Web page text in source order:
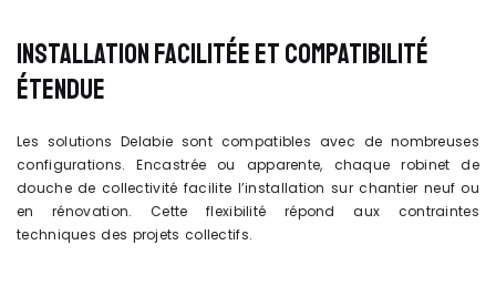
INSTALLATION FACILITÉE ET COMPATIBILITÉ
ÉTENDUE
Les solutions Delabie sont compatibles avec de nombreuses
configurations. Encastrée ou apparente, chaque robinet de
douche de collectivité facilite l’installation sur chantier neuf ou
en rénovation. Cette flexibilité répond aux contraintes
techniques des projets collectifs.